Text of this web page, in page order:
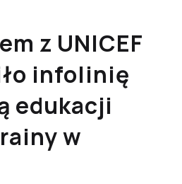
z UNICEF
infolinię
edukacji
w